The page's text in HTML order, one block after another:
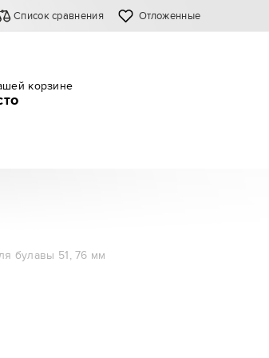
Список сравнения Отложенные
корзине
булавы 51, 76 мм